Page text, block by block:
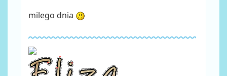
milego dnia